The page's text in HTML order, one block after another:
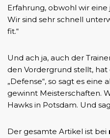
Erfahrung, obwohl wir
Wir sind sehr schnell
fit.“
Und ach ja, auch der
den Vordergrund stellt, hat
„Defense“, so sagt es eine
gewinnt Meisterschaften.
Hawks in Potsdam. Und
Der gesamte Artikel ist bei